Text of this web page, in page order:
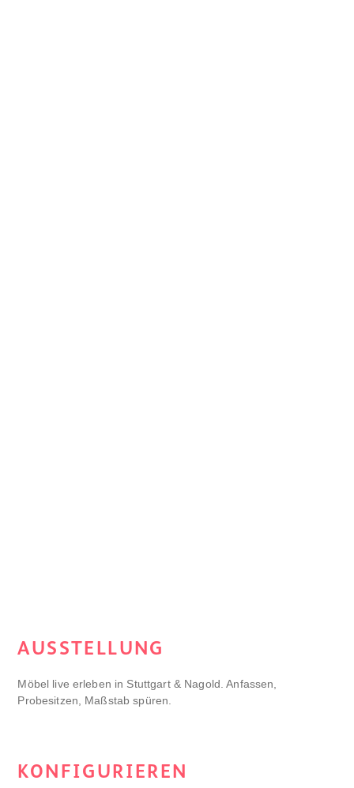
AUSSTELLUNG
Möbel live erleben in Stuttgart & Nagold. Anfassen,
Probesitzen, Maßstab spüren.
KONFIGURIEREN